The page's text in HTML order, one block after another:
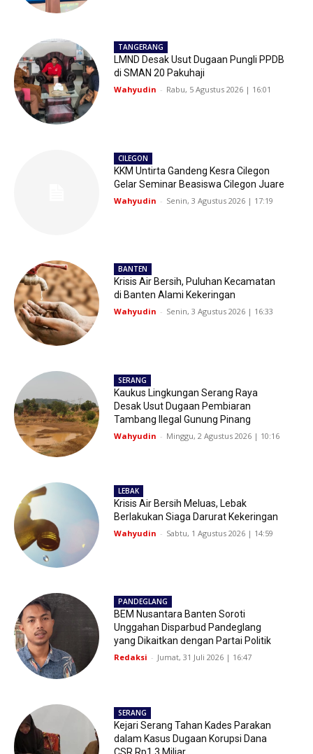
TANGERANG
LMND Desak Usut Dugaan Pungli PPDB
di SMAN 20 Pakuhaji
Wahyudin - Rabu, 5 Agustus 2026 | 16:01
CILEGON
KKM Untirta Gandeng Kesra Cilegon
Gelar Seminar Beasiswa Cilegon Juare
Wahyudin - Senin, 3 Agustus 2026 | 17:19
BANTEN
Krisis Air Bersih, Puluhan Kecamatan
di Banten Alami Kekeringan
Wahyudin - Senin, 3 Agustus 2026 | 16:33
SERANG
Kaukus Lingkungan Serang Raya
Desak Usut Dugaan Pembiaran
Tambang Ilegal Gunung Pinang
Wahyudin - Minggu, 2 Agustus 2026 | 10:16
LEBAK
Krisis Air Bersih Meluas, Lebak
Berlakukan Siaga Darurat Kekeringan
Wahyudin - Sabtu, 1 Agustus 2026 | 14:59
PANDEGLANG
BEM Nusantara Banten Soroti
Unggahan Disparbud Pandeglang
yang Dikaitkan dengan Partai Politik
Redaksi - Jumat, 31 Juli 2026 | 16:47
SERANG
Kejari Serang Tahan Kades Parakan
dalam Kasus Dugaan Korupsi Dana
CSR Rp1,3 Miliar